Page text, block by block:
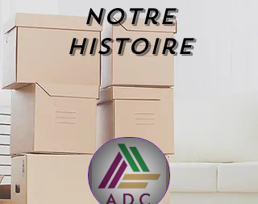
Notre
histoire